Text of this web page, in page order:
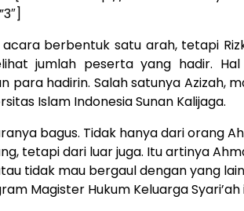
acara berbentuk satu arah, tetapi
jumlah peserta yang hadir.
para hadirin. Salah satunya Azizah,
Islam Indonesia Sunan Kalijaga.
bagus. Tidak hanya dari orang
tetapi dari luar juga. Itu artinya
tidak mau bergaul dengan yang
Magister Hukum Keluarga Syari’ah